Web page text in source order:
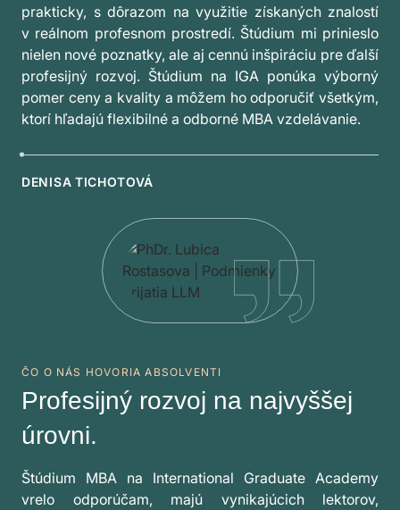
prakticky, s dôrazom na využitie získaných znalostí
v reálnom profesnom prostredí. Štúdium mi prinieslo
nielen nové poznatky, ale aj cennú inšpiráciu pre ďalší
profesijný rozvoj. Štúdium na IGA ponúka výborný
pomer ceny a kvality a môžem ho odporučiť všetkým,
ktorí hľadajú flexibilné a odborné MBA vzdelávanie.
DENISA TICHOTOVÁ
ČO O NÁS HOVORIA ABSOLVENTI
Profesijný rozvoj na najvyššej
úrovni.
Štúdium MBA na International Graduate Academy
vrelo odporúčam, majú vynikajúcich lektorov,